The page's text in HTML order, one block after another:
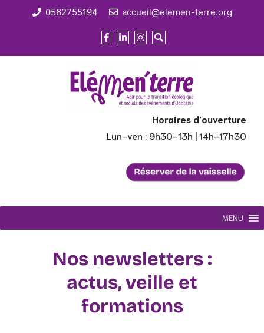
0562755194 accueil@elemen-terre.org
Horaires d’ouverture
Lun-ven : 9h30-13h | 14h-17h30
MENU
Nos newsletters :
actus, veille et
formations